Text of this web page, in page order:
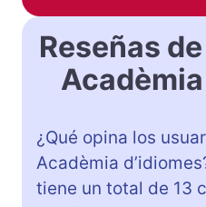
Reseñas
¿Qué opina los
Acadèmia
tiene un total de 13